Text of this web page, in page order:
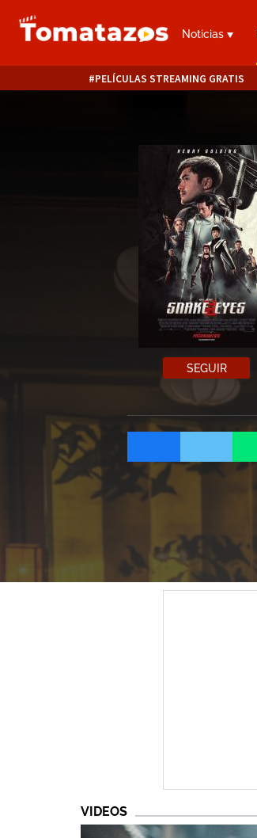
Noticias
PELÍCULAS STREAMING GRATIS
SEGUIR
VIDEOS